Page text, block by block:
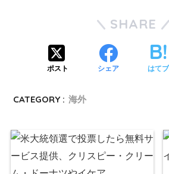
SHARE
ポスト シェア はてブ
CATEGORY : 海外